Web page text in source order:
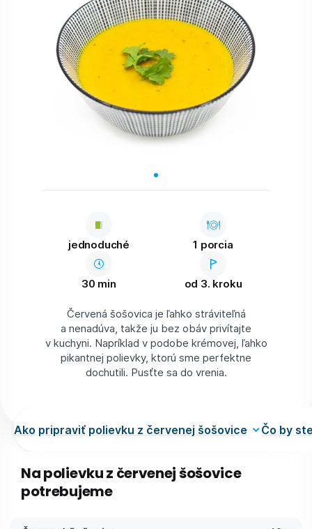
jednoduché 1 porcia
30 min od 3. kroku
Červená šošovica je ľahko stráviteľná
a nenadúva, takže ju bez obáv privítajte
v kuchyni. Napríklad v podobe krémovej, ľahko
pikantnej polievky, ktorú sme perfektne
dochutili. Pusťte sa do vrenia.
Ako pripraviť polievku z červenej šošovice Čo by
Na polievku z červenej šošovice
potrebujeme